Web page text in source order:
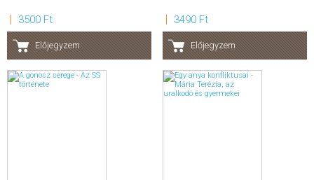
3500 Ft
Előjegyzem
3490 Ft
Előjegyzem